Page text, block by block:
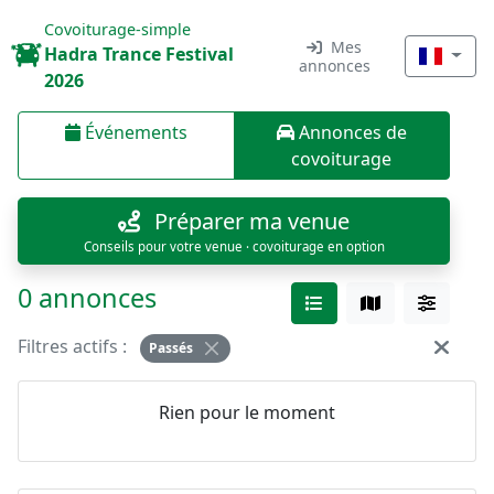
Covoiturage-simple
Hadra Trance Festival
2026
Mes
annonces
Événements
Annonces de
covoiturage
Préparer ma venue
Conseils pour votre venue · covoiturage en option
0 annonces
Filtres actifs : Passés
Rien pour le moment